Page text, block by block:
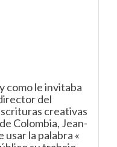
como le invitaba
del
creativas
Colombia, Jean-
la palabra «